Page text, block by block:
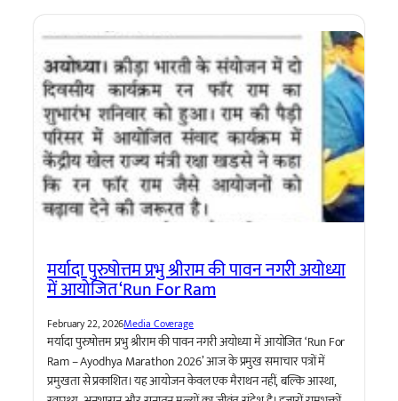
मर्यादा पुरुषोत्तम प्रभु श्रीराम की पावन नगरी अयोध्या
में आयोजित ‘Run For Ram
February 22, 2026Media Coverage
मर्यादा पुरुषोत्तम प्रभु श्रीराम की पावन नगरी अयोध्या में आयोजित ‘Run For
Ram – Ayodhya Marathon 2026’ आज के प्रमुख समाचार पत्रों में
प्रमुखता से प्रकाशित। यह आयोजन केवल एक मैराथन नहीं, बल्कि आस्था,